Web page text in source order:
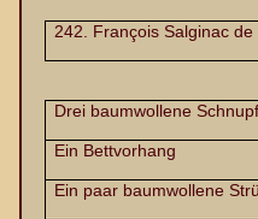
242. François Salginac
Drei baumwollene
Ein Bettvorhang
Ein paar baumwollene